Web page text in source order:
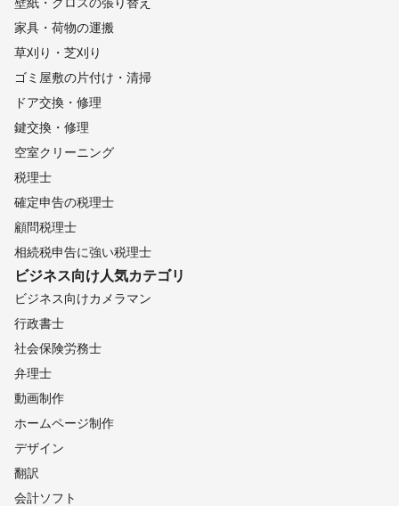
家具・荷物の運搬
草刈り・芝刈り
ゴミ屋敷の片付け・清掃
ドア交換・修理
鍵交換・修理
空室クリーニング
税理士
確定申告の税理士
顧問税理士
相続税申告に強い税理士
ビジネス向け人気カテゴリ
ビジネス向けカメラマン
行政書士
社会保険労務士
弁理士
動画制作
ホームページ制作
デザイン
翻訳
会計ソフト